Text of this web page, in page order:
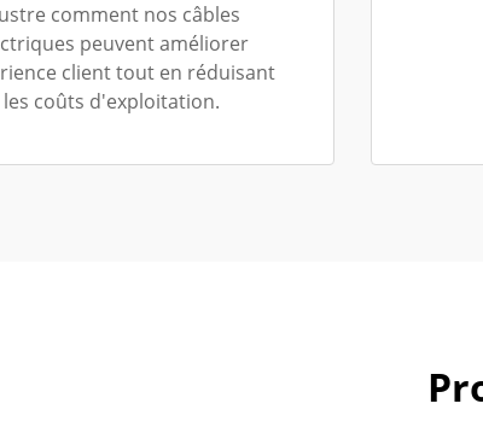
comment nos câbles
peuvent améliorer
client tout en réduisant
les coûts d'exploitation.